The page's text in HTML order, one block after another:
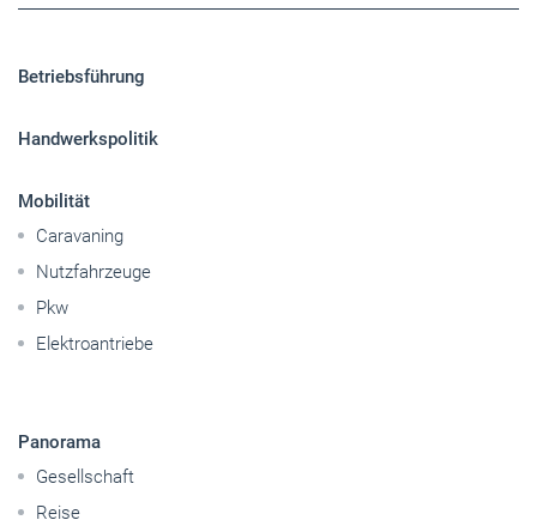
Betriebsführung
Handwerkspolitik
Mobilität
Caravaning
Nutzfahrzeuge
Pkw
Elektroantriebe
Panorama
Gesellschaft
Reise